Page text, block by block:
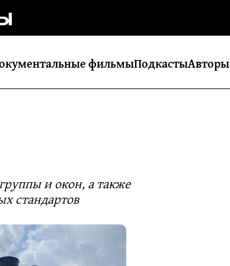
фильмыПодкастыАвторы
и окон, а также
стандартов